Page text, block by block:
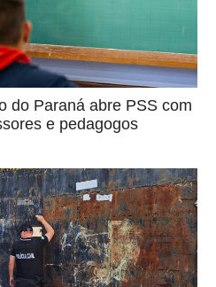
do Paraná abre PSS com
e pedagogos